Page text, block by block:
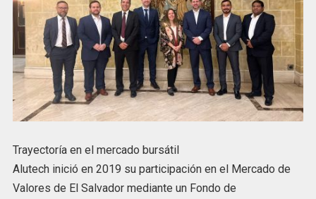
Trayectoría en el mercado bursátil
Alutech inició en 2019 su participación en el Mercado de
Valores de El Salvador mediante un Fondo de